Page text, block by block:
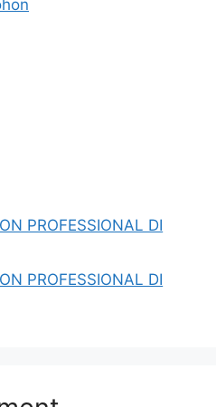
PROFESSIONAL DI
PROFESSIONAL DI